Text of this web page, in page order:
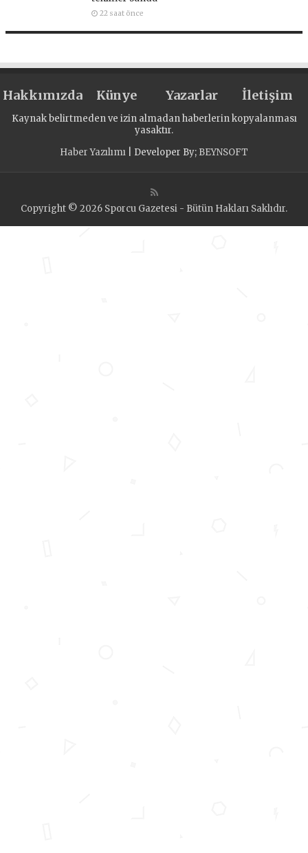
22 saat önce
Hakkımızda Künye Yazarlar İletişim
Kaynak belirtmeden ve izin almadan haberlerin kopyalanması
yasaktır.
Haber Yazılımı | Developer By; BEYNSOFT
Copyright © 2026 Sporcu Gazetesi - Bütün Hakları Saklıdır.